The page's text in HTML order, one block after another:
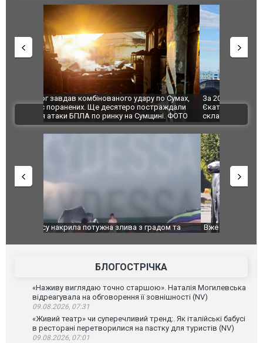
За 2000 кілометрів від кордону з Україною: в
Єкатеринбурзі після атаки дронів загорівся
склад Wildberries. ФОТО. ВІДЕО
"Мої
ВІДЕО
Вже вивели на тести: Ferrari готує оновлення
Вийшов
фільму
БЛОГОСТРІЧКА
«Наживу виглядаю точно старшою». Наталія Могилевська
відреагувала на обговорення її зовнішності (NV)
09.08.2026, 07:31
«Живий театр» чи суперечливий тренд:. Як італійські бабусі
в ресторані перетворилися на пастку для туристів (NV)
09.08.2026, 07:01